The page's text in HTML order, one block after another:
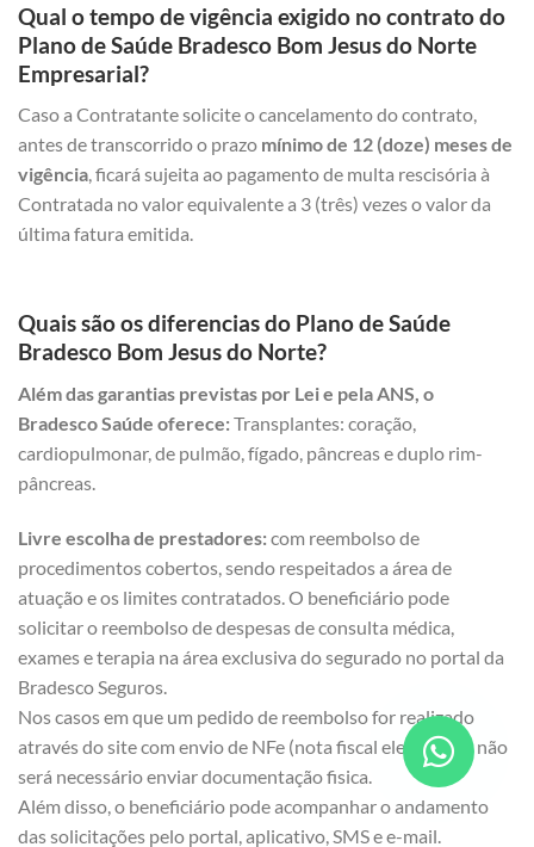
Qual o tempo de vigência exigido no contrato do
Plano de Saúde Bradesco Bom Jesus do Norte
Empresarial?
Caso a Contratante solicite o cancelamento do contrato,
antes de transcorrido o prazo mínimo de 12 (doze) meses de
vigência, ficará sujeita ao pagamento de multa rescisória à
Contratada no valor equivalente a 3 (três) vezes o valor da
última fatura emitida.
Quais são os diferencias do Plano de Saúde
Bradesco Bom Jesus do Norte?
Além das garantias previstas por Lei e pela ANS, o
Bradesco Saúde oferece:Transplantes: coração,
cardiopulmonar, de pulmão, fígado, pâncreas e duplo rim-
pâncreas.
Livre escolha de prestadores:com reembolso de
procedimentos cobertos, sendo respeitados a área de
atuação e os limites contratados. O beneficiário pode
solicitar o reembolso de despesas de consulta médica,
exames e terapia na área exclusiva do segurado no portal da
Bradesco Seguros.
Nos casos em que um pedido de reembolso for realizado
através do site com envio de NFe (nota fiscal eletrônica), não
será necessário enviar documentação fisica.
Além disso, o beneficiário pode acompanhar o andamento
das solicitações pelo portal, aplicativo, SMS e e-mail.